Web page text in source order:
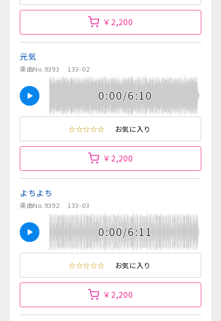
￥2,200
元気
楽曲No.9393 133-02
0:00/6:10
☆☆☆☆☆ お気に入り
￥2,200
よちよち
楽曲No.9392 133-03
0:00/6:11
☆☆☆☆☆ お気に入り
￥2,200